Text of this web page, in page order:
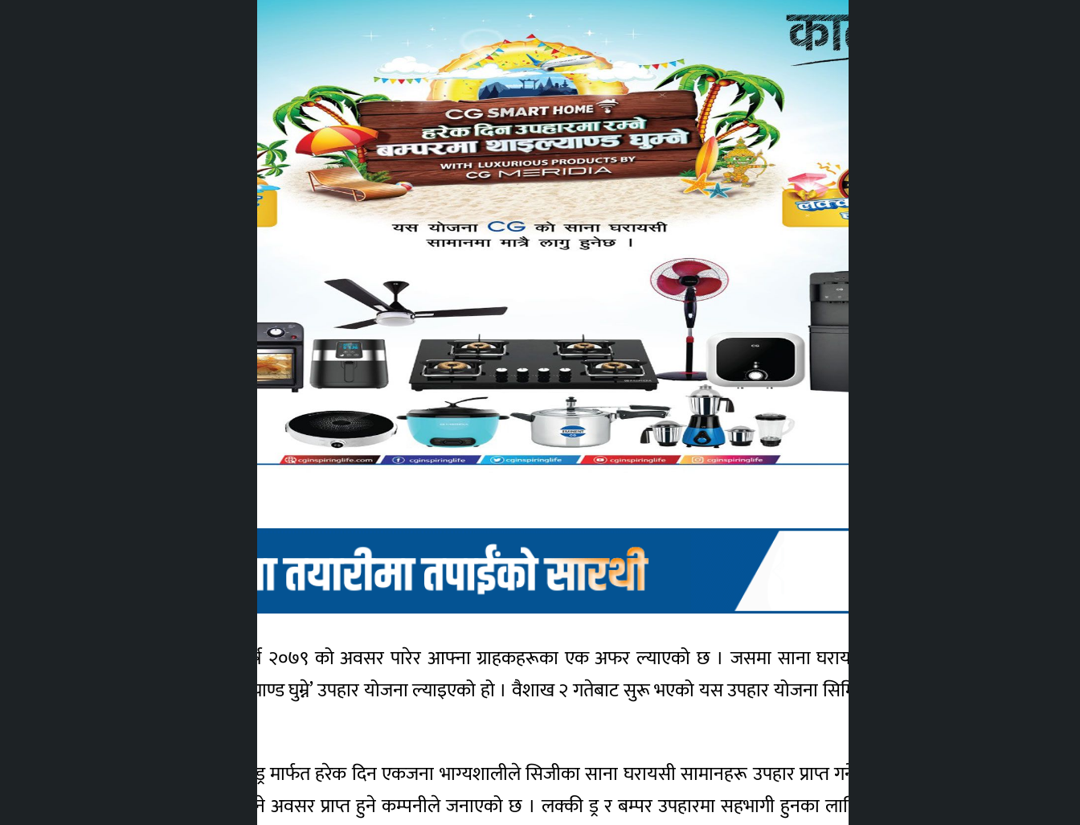
काठमाडौं । सिजीले नयाँ वर्ष २०७९ को अवसर पारेर आफ्ना ग्राहकहरूका एक अफर ल्याएको छ । जसमा साना घरायसी सामानहरूमा ‘हरेक दिन
उपहारमा रम्ने, बम्परमा थाइल्याण्ड घुम्ने’ उपहार योजना ल्याइएको हो । वैशाख २ गतेबाट सुरू भएको यस उपहार योजना सिमित अवधिका लागि मात्र लागू
यस योजना अन्तर्गत लक्की ड्र मार्फत हरेक दिन एकजना भाग्यशालीले सिजीका साना घरायसी सामानहरू उपहार प्राप्त गर्नेछन् । साथै बम्पर उपहारमा
जोडीलाई थाइल्यान्ड घुम्न जाने अवसर प्राप्त हुने कम्पनीले जनाएको छ । लक्की ड्र र बम्पर उपहारमा सहभागी हुनका लागि सीजीएसएचए प्रोडक्ट नेम